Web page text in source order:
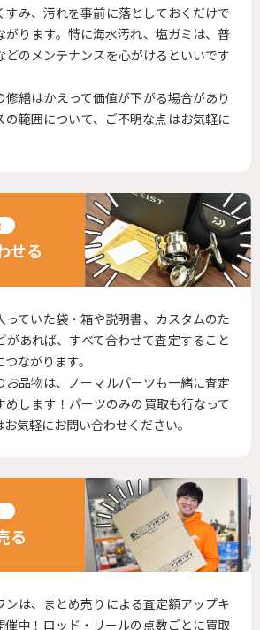
すみ、汚れを事前に落としておくだけで
がります。特に海水汚れ、塩ガミは、普
どのメンテナンスを心がけるといいです
繕はかえって価値が下がる場合があり
の範囲について、ご不明な点はお気軽に
せる
っていた袋・箱や説明書、カスタムのた
があれば、すべて合わせて査定すること
ながります。
お品物は、ノーマルパーツも一緒に査定
めします！パーツのみの買取も行なって
気軽にお問い合わせください。
る
ンは、まとめ売りによる査定額アップキ
催中！ロッド・リールの点数ごとに買取